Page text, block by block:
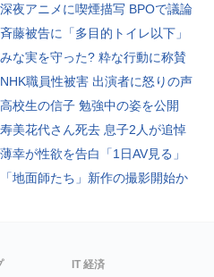
深夜アニメに喫煙描写 BPOで議論
斉藤被告に「多目的トイレ以下」
みな実を守った? 粋な行動に称賛
NHK職員性被害 出演者に怒りの声
高校生の信子 勉強中の姿を公開
寿美花代さん死去 息子2人が追悼
薄幸が性欲を告白「1日AV見る」
「地面師たち」新作の撮影開始か
IT 経済